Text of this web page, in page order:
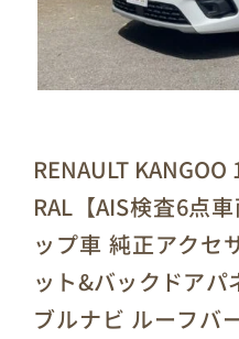
RENAULT
RAL【AIS検査6点
ップ車 純正アクセ
ット&バックドアパ
ブルナビ ルーフバ